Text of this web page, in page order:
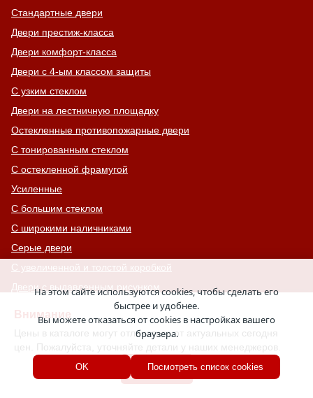
Внимание
Цены в каталоге могут отличаться от актуальных сегодня
цен. Пожалуйста, уточняйте детали у наших менеджеров.
Хорошо
Стандартные двери
Двери престиж-класса
Двери комфорт-класса
Двери с 4-ым классом защиты
С узким стеклом
Двери на лестничную площадку
Остекленные противопожарные двери
С тонированным стеклом
С остекленной фрамугой
Усиленные
С большим стеклом
С широкими наличниками
Серые двери
С увеличенной и толстой коробкой
Двери с выдавленным рисунком
Двери с витражным остеклением
Двери с английской решеткой
Глухие противопожарные двери
Однопольные противопожарные двери
На этом сайте используются cookies, чтобы сделать его
быстрее и удобнее.
Вы можете отказаться от cookies в настройках вашего
браузера.
OK Посмотреть список cookies